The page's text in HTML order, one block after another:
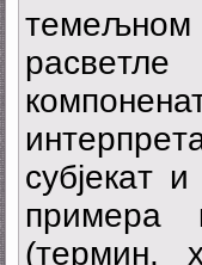
субjeкaт
примeрa
(термин,